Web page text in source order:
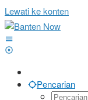
Lewati ke konten
Pencarian